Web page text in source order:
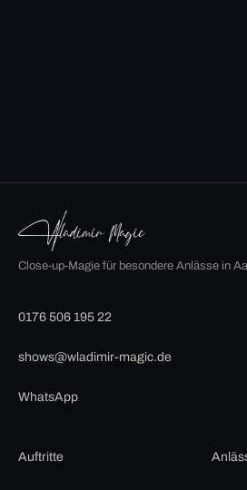
Close-up-Magie für besondere Anlässe in
0176 506 195 22
shows@wladimir-magic.de
WhatsApp
Auftritte